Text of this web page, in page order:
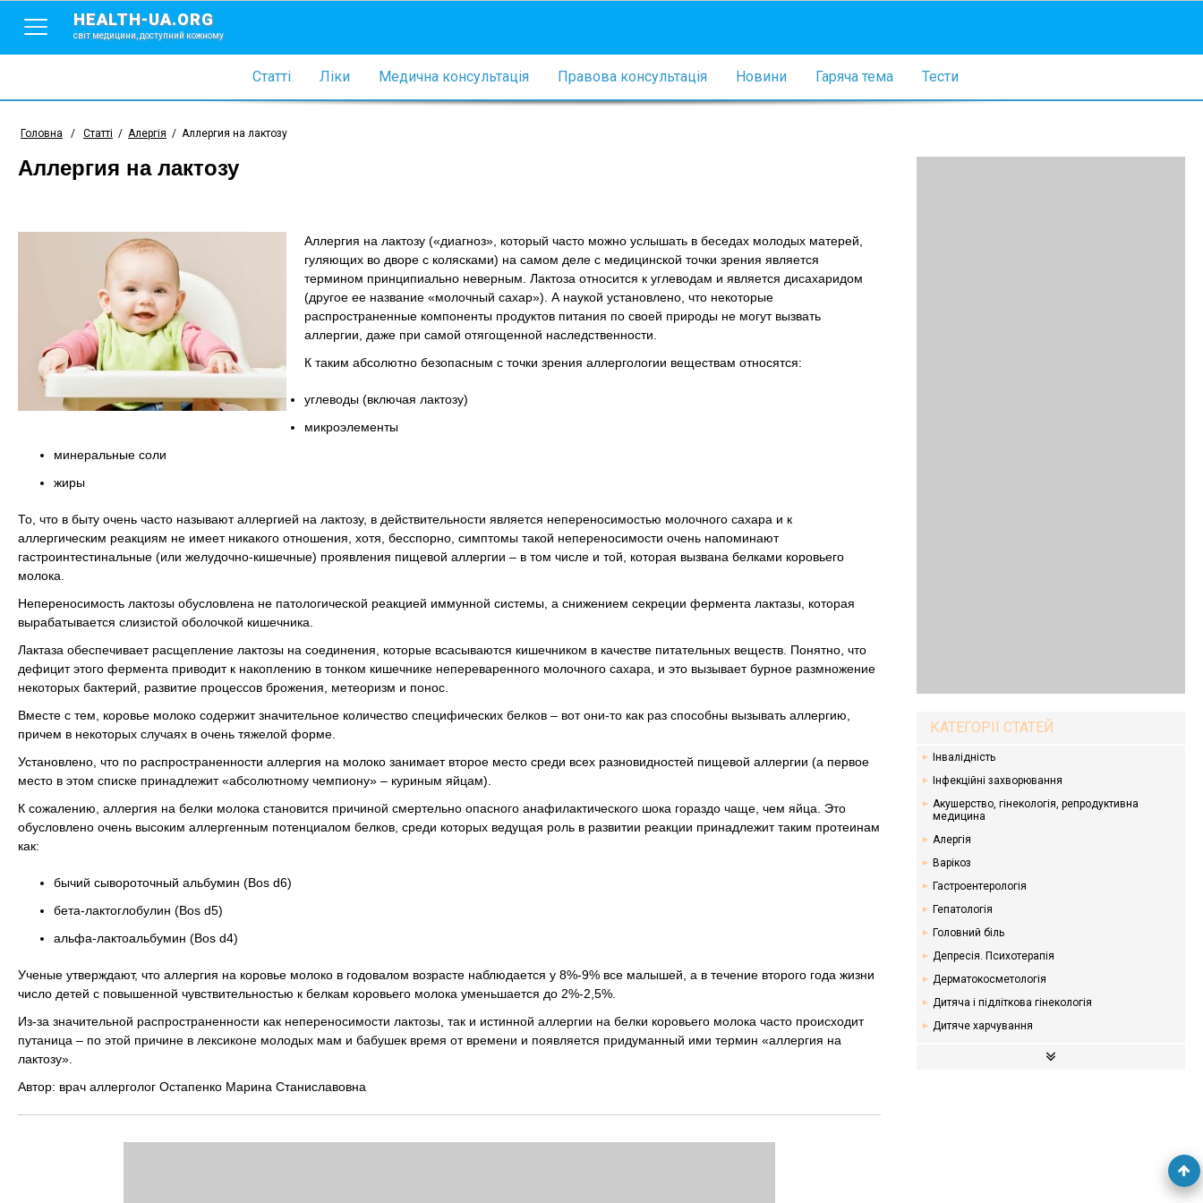
HEALTH-UA.ORG
світ медицини, доступний кожному
Статті Ліки Медична консультація Правова консультація Новини Гаряча тема Тести
Головна / Статті / Алергія / Аллергия на лактозу
Аллергия на лактозу
Аллергия на лактозу («диагноз», который часто можно услышать в беседах молодых матерей,
гуляющих во дворе с колясками) на самом деле с медицинской точки зрения является
термином принципиально неверным. Лактоза относится к углеводам и является дисахаридом
(другое ее название «молочный сахар»). А наукой установлено, что некоторые
распространенные компоненты продуктов питания по своей природы не могут вызвать
аллергии, даже при самой отягощенной наследственности.
К таким абсолютно безопасным с точки зрения аллергологии веществам относятся:
углеводы (включая лактозу)
микроэлементы
минеральные соли
жиры
То, что в быту очень часто называют аллергией на лактозу, в действительности является непереносимостью молочного сахара и к
аллергическим реакциям не имеет никакого отношения, хотя, бесспорно, симптомы такой непереносимости очень напоминают
гастроинтестинальные (или желудочно-кишечные) проявления пищевой аллергии – в том числе и той, которая вызвана белками коровьего
молока.
Непереносимость лактозы обусловлена не патологической реакцией иммунной системы, а снижением секреции фермента лактазы, которая
вырабатывается слизистой оболочкой кишечника.
Лактаза обеспечивает расщепление лактозы на соединения, которые всасываются кишечником в качестве питательных веществ. Понятно, что
дефицит этого фермента приводит к накоплению в тонком кишечнике непереваренного молочного сахара, и это вызывает бурное размножение
некоторых бактерий, развитие процессов брожения, метеоризм и понос.
Вместе с тем, коровье молоко содержит значительное количество специфических белков – вот они-то как раз способны вызывать аллергию,
причем в некоторых случаях в очень тяжелой форме.
Установлено, что по распространенности аллергия на молоко занимает второе место среди всех разновидностей пищевой аллергии (а первое
место в этом списке принадлежит «абсолютному чемпиону» – куриным яйцам).
К сожалению, аллергия на белки молока становится причиной смертельно опасного анафилактического шока гораздо чаще, чем яйца. Это
обусловлено очень высоким аллергенным потенциалом белков, среди которых ведущая роль в развитии реакции принадлежит таким протеинам
как:
бычий сывороточный альбумин (Bos d6)
бета-лактоглобулин (Bos d5)
альфа-лактоальбумин (Bos d4)
Ученые утверждают, что аллергия на коровье молоко в годовалом возрасте наблюдается у 8%-9% все малышей, а в течение второго года жизни
число детей с повышенной чувствительностью к белкам коровьего молока уменьшается до 2%-2,5%.
Из-за значительной распространенности как непереносимости лактозы, так и истинной аллергии на белки коровьего молока часто происходит
путаница – по этой причине в лексиконе молодых мам и бабушек время от времени и появляется придуманный ими термин «аллергия на
лактозу».
Автор: врач аллерголог Остапенко Марина Станиславовна
КАТЕГОРІЇ СТАТЕЙ
Інвалідність
Інфекційні захворювання
Акушерство, гінекологія, репродуктивна
медицина
Алергія
Варікоз
Гастроентерологія
Гепатологія
Головний біль
Депресія. Психотерапія
Дерматокосметологія
Дитяча і підліткова гінекологія
Дитяче харчування
Ендокринологія. Цукровий діабет